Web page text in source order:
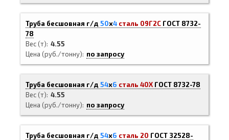
Труба бесшовная г/д 50х4 сталь 09Г2С ГОСТ 8732-
78
Вес (т) 4.55
Цена (руб./тонну)
по запросу
Труба бесшовная г/д 54х6 сталь 40Х ГОСТ 8732-78
Вес (т) 4.55
Цена (руб./тонну)
по запросу
Труба бесшовная г/д 54х6 сталь 20 ГОСТ 32528-